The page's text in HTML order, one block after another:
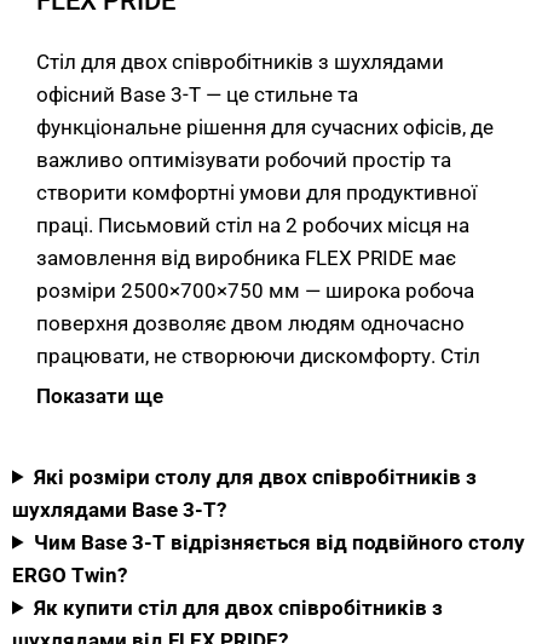
Стіл для двох співробітників з шухлядами
офісний Base 3-T — це стильне та
функціональне рішення для сучасних офісів, де
важливо оптимізувати робочий простір та
створити комфортні умови для продуктивної
праці. Письмовий стіл на 2 робочих місця на
замовлення від виробника FLEX PRIDE має
розміри 2500×700×750 мм — широка робоча
поверхня дозволяє двом людям одночасно
працювати, не створюючи дискомфорту. Стіл
доступний у понад 40 варіантах кольору —
Матеріали письмового столу на 2
робочих місця Base 3-T
Стільниця столу для двох співробітників
виготовлена з ЛДСП товщиною 36 мм
Показати ще
Які розміри столу для двох співробітників з
шухлядами Base 3-T?
Чим Base 3-T відрізняється від подвійного столу
ERGO Twin?
Як купити стіл для двох співробітників з